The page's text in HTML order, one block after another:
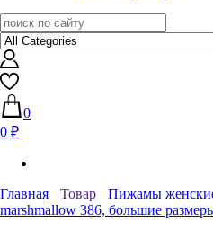
0
0 ₽
Главная Товар Пижамы
marshmallow 386, большие